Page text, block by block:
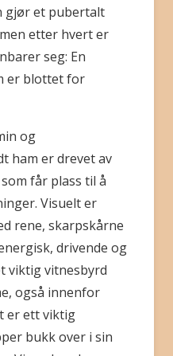
gjør et pubertalt
etter hvert er
seg: En
er blottet for
og
ham er drevet av
får plass til å
Visuelt er
rene, skarpskårne
drivende og
viktig vitnesbyrd
også innenfor
er ett viktig
bukk over i sin